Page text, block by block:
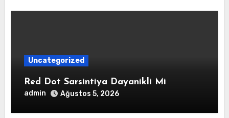
Uncategorized
Red Dot Sarsintiya Dayanikli Mi
admin Ağustos 5, 2026